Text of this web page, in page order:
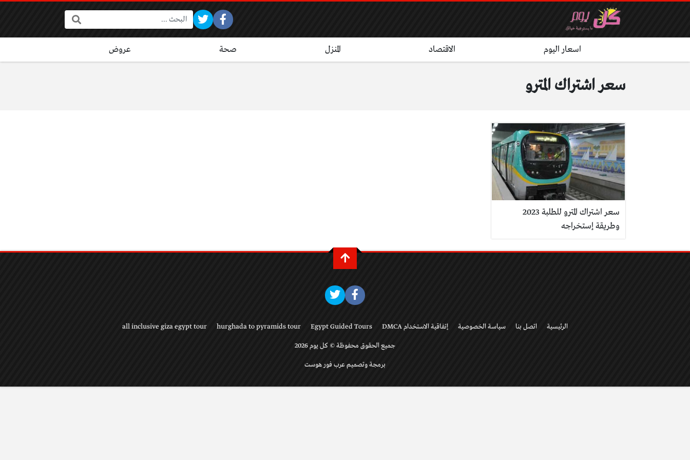
البحث:
اسعار اليوم الاقتصاد المنزل صحة عروض
سعر اشتراك المترو
سعر اشتراك المترو للطلبة 2023
وطريقة إستخراجه
الرئيسية اتصل بنا سياسة الخصوصية إتفاقية الاستخدام DMCA Egypt Guided Tours
hurghada to pyramids tour
all inclusive giza egypt tour
جميع الحقوق محفوظة © كل يوم 2026
برمجة وتصميم عرب فور هوست